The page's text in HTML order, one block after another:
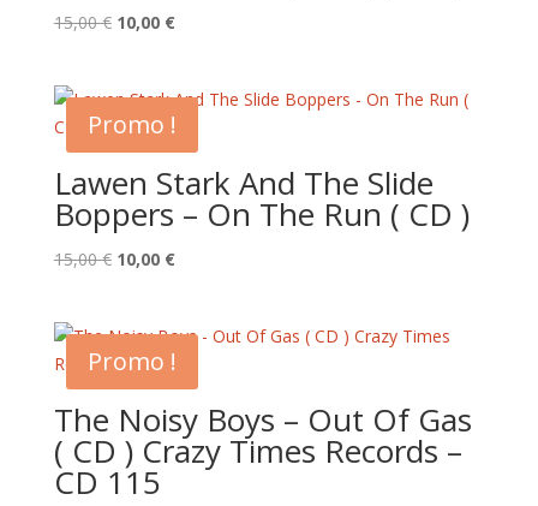
15,00€ Le
était :
15,00 €.
10,00 €Le
est :
10,00 €.
Promo !
Lawen Stark And The Slide
Boppers – On The Run ( CD )
15,00€ Le
était :
15,00 €.
10,00 €Le
est :
10,00 €.
Promo !
The Noisy Boys – Out Of Gas
( CD ) Crazy Times Records –
CD 115